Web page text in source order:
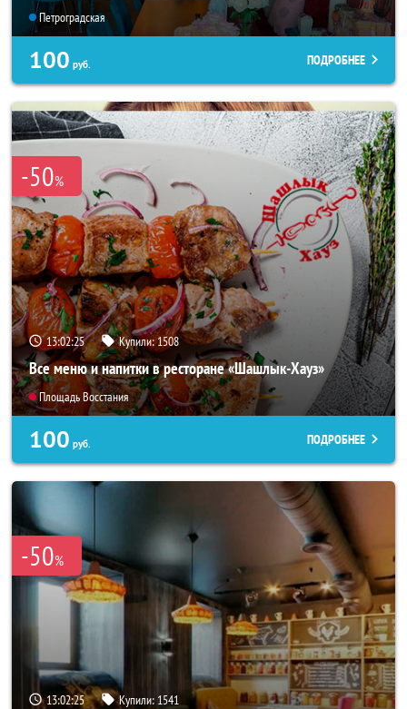
Петроградская
100 руб. ПОДРОБНЕЕ
-50%
13:02:24 Купили:1508
Все меню и напитки в ресторане «Шашлык-Хауз»
Площадь Восстания
100 руб. ПОДРОБНЕЕ
-50%
13:02:24 Купили: 1541